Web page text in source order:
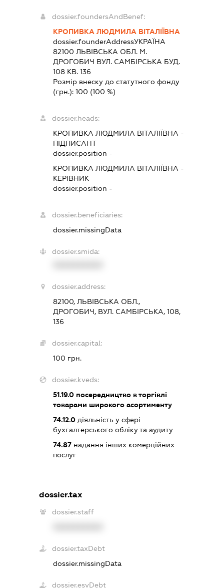
dossier.foundersAndBenef:
КРОПИВКА ЛЮДМИЛА ВІТАЛІЇВНА
dossier.founderAddressУКРАЇНА
82100 ЛЬВIВСЬКА ОБЛ. М.
ДРОГОБИЧ ВУЛ. САМБІРСЬКА БУД.
108 КВ. 136
Розмір внеску до статутного фонду
(грн.):100 (100 %)
dossier.heads:
КРОПИВКА ЛЮДМИЛА ВІТАЛІЇВНА -
ПІДПИСАНТ
dossier.position -
КРОПИВКА ЛЮДМИЛА ВІТАЛІЇВНА -
КЕРІВНИК
dossier.position -
dossier.beneficiaries:
dossier.missingData
dossier.smida:
dossier.address:
82100, ЛЬВІВСЬКА ОБЛ.,
ДРОГОБИЧ, ВУЛ. САМБІРСЬКА, 108,
136
dossier.capital:
100 грн.
dossier.kveds:
51.19.0 посередництво в торгівлі
товарами широкого асортименту
74.12.0 діяльність у сфері
бухгалтерського обліку та аудиту
74.87 надання інших комерційних
послуг
dossier.tax
dossier.staff
dossier.taxDebt
dossier.missingData
dossier.esvDebt